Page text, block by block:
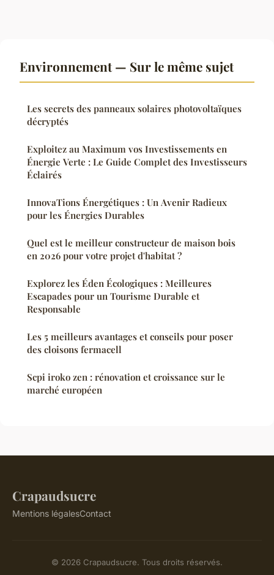
Environnement — Sur le même sujet
Les secrets des panneaux solaires photovoltaïques
décryptés
Exploitez au Maximum vos Investissements en
Énergie Verte : Le Guide Complet des Investisseurs
Éclairés
InnovaTions Énergétiques : Un Avenir Radieux
pour les Énergies Durables
Quel est le meilleur constructeur de maison bois
en 2026 pour votre projet d'habitat ?
Explorez les Éden Écologiques : Meilleures
Escapades pour un Tourisme Durable et
Responsable
Les 5 meilleurs avantages et conseils pour poser
des cloisons fermacell
Scpi iroko zen : rénovation et croissance sur le
marché européen
Crapaudsucre
Mentions légalesContact
© 2026 Crapaudsucre. Tous droits réservés.